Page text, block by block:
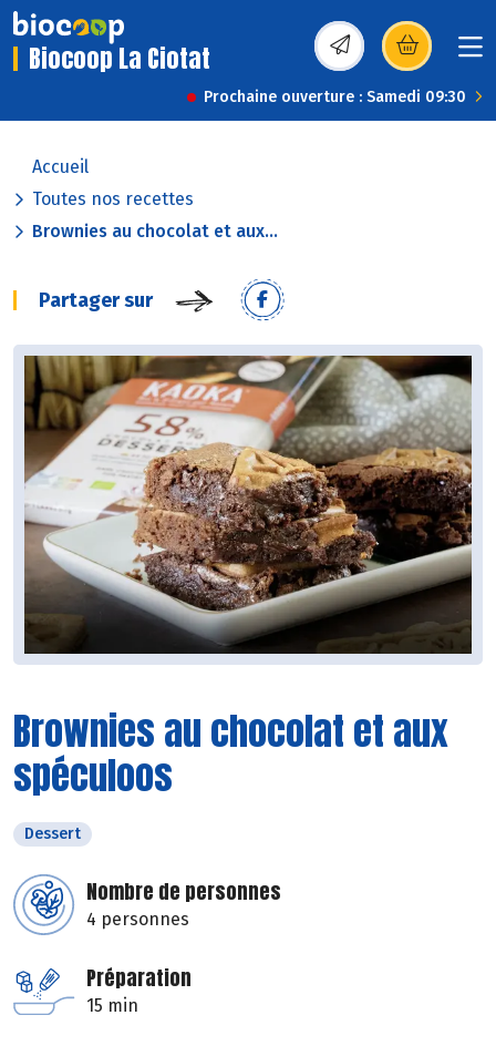
Biocoop La Ciotat (s’ouvre dans une
Prochaine ouverture : Samedi 09:30
Accueil
Toutes nos recettes
Brownies au chocolat et aux...
Partager sur
Brownies au chocolat et aux
spéculoos
Dessert
Nombre de personnes
4 personnes
Préparation
15 min